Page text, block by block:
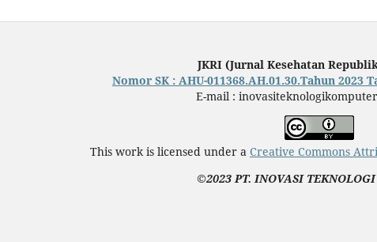
JKRI (Jurnal Kesehatan
Nomor SK : AHU-011368.AH.01.30.Tahun 2023
E-mail :
This work is licensed under a Creative Commons
©2023 PT. INOVASI TEKNOLOGI